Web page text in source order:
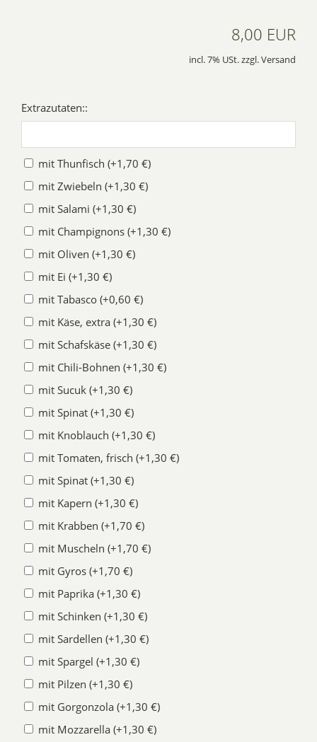
8,00 EUR
incl. 7% USt. zzgl. Versand
Extrazutaten::
mit Thunfisch (+1,70 €)
mit Zwiebeln (+1,30 €)
mit Salami (+1,30 €)
mit Champignons (+1,30 €)
mit Oliven (+1,30 €)
mit Ei (+1,30 €)
mit Tabasco (+0,60 €)
mit Käse, extra (+1,30 €)
mit Schafskäse (+1,30 €)
mit Chili-Bohnen (+1,30 €)
mit Sucuk (+1,30 €)
mit Spinat (+1,30 €)
mit Knoblauch (+1,30 €)
mit Tomaten, frisch (+1,30 €)
mit Spinat (+1,30 €)
mit Kapern (+1,30 €)
mit Krabben (+1,70 €)
mit Muscheln (+1,70 €)
mit Gyros (+1,70 €)
mit Paprika (+1,30 €)
mit Schinken (+1,30 €)
mit Sardellen (+1,30 €)
mit Spargel (+1,30 €)
mit Pilzen (+1,30 €)
mit Gorgonzola (+1,30 €)
mit Mozzarella (+1,30 €)